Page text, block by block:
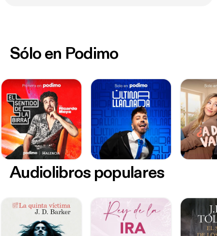
Sólo en Podimo
Audiolibros populares